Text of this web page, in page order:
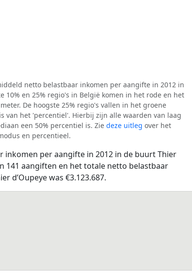
netto belastbaar inkomen per aangifte in 2012 in
10% en 25% regio's in België komen in het rode en het
De hoogste 25% regio's vallen in het groene
van het 'percentiel'. Hierbij zijn alle waarden van laag
een 50% percentiel is. Zie deze uitleg over het
en percentieel.
inkomen per aangifte in 2012 in de buurt Thier
141 aangiften en het totale netto belastbaar
d’Oupeye was €3.123.687.